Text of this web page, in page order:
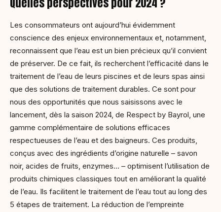
Les consommateurs ont aujourd’hui évidemment
conscience des enjeux environnementaux et, notamment,
reconnaissent que l’eau est un bien précieux qu’il convient
de préserver. De ce fait, ils recherchent l’efficacité dans le
traitement de l’eau de leurs piscines et de leurs spas ainsi
que des solutions de traitement durables. Ce sont pour
nous des opportunités que nous saisissons avec le
lancement, dès la saison 2024, de Respect by Bayrol, une
gamme complémentaire de solutions efficaces
respectueuses de l’eau et des baigneurs. Ces produits,
conçus avec des ingrédients d’origine naturelle – savon
noir, acides de fruits, enzymes… – optimisent l’utilisation de
produits chimiques classiques tout en améliorant la qualité
de l’eau. Ils facilitent le traitement de l’eau tout au long des
5 étapes de traitement. La réduction de l’empreinte